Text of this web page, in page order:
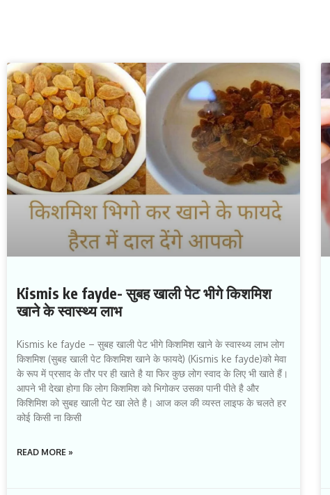
Kismis ke fayde- सुबह खाली पेट भीगे किशमिश
खाने के स्वास्थ्य लाभ
Kismis ke fayde – सुबह खाली पेट भीगे किशमिश खाने के स्वास्थ्य लाभ लोग
किशमिश (सुबह खाली पेट किशमिश खाने के फायदे) (Kismis ke fayde)को मेवा
के रूप में प्रसाद के तौर पर ही खाते है या फिर कुछ लोग स्वाद के लिए भी खाते हैं।
आपने भी देखा होगा कि लोग किशमिश को भिगोकर उसका पानी पीते है और
किशिमिश को सुबह खाली पेट खा लेते है। आज कल की व्यस्त लाइफ के चलते हर
कोई किसी ना किसी
READ MORE »